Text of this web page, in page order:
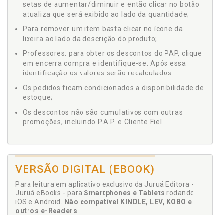
setas de aumentar/diminuir e então clicar no botão
atualiza que será exibido ao lado da quantidade;
Para remover um item basta clicar no ícone da
lixeira ao lado da descrição do produto;
Professores: para obter os descontos do PAP, clique
em encerra compra e identifique-se. Após essa
identificação os valores serão recalculados.
Os pedidos ficam condicionados a disponibilidade de
estoque;
Os descontos não são cumulativos com outras
promoções, incluindo P.A.P. e Cliente Fiel.
VERSÃO DIGITAL (EBOOK)
Para leitura em aplicativo exclusivo da Juruá Editora -
Juruá eBooks - para Smartphones e Tablets rodando
iOS e Android.
Não compatível KINDLE, LEV, KOBO e
outros e-Readers